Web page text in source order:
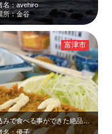
名：avehiro
所：金谷
滑り込みで食べる事ができた絶品アジフライ。鋸山でたくさん歩き回ってお腹ペコペコ…
名：優子
富津市